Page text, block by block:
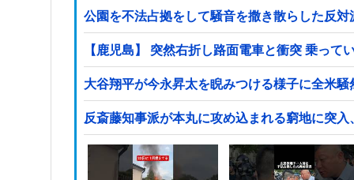
公園を不法占拠をして騒音を撒き散らした反
【鹿児島】 突然右折し路面電車と衝突 乗っ
大谷翔平が今永昇太を睨みつける様子に全米
反斎藤知事派が本丸に攻め込まれる窮地に突